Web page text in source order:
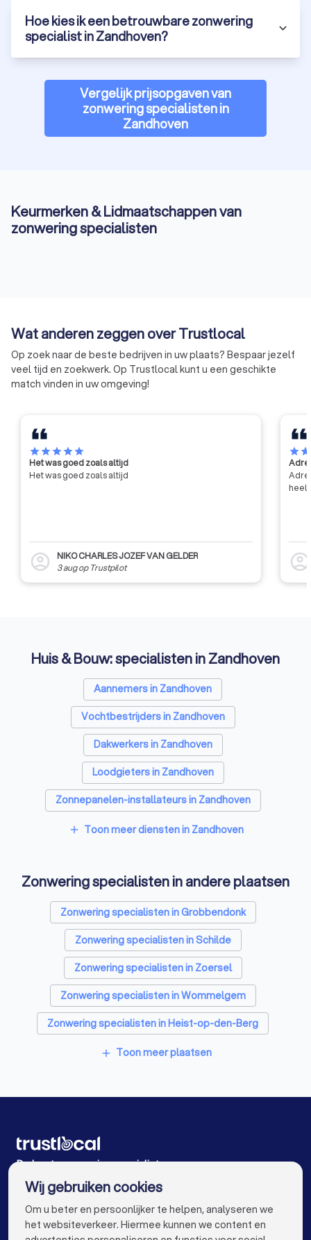
Hoe kies ik een betrouwbare zonwering
specialist in Zandhoven?
Vergelijk prijsopgaven van
zonwering specialisten in
Zandhoven
Keurmerken & Lidmaatschappen van
zonwering specialisten
Wat anderen zeggen over Trustlocal
Op zoek naar de beste bedrijven in uw plaats? Bespaar jezelf
veel tijd en zoekwerk. Op Trustlocal kunt u een geschikte
match vinden in uw omgeving!
starstarstarstarstar
Het was goed zoals altijd
Het was goed zoals altijd
account_circle
NIKO CHARLES JOZEF VAN GELDER
3 augop Trustpilot
starstar
heel
account_circle
Huis & Bouw: specialisten in Zandhoven
Aannemers in Zandhoven
Vochtbestrijders in Zandhoven
Dakwerkers in Zandhoven
Loodgieters in Zandhoven
Zonnepanelen-installateurs in Zandhoven
Vloerverwarming-installateurs in Zandhoven
Ramen en deuren specialisten in Zandhoven
Laadpaal installateurs in Zandhoven
Schrijnwerkers in Zandhoven
Warmtepomp installateurs in Zandhoven
Badkamer installateurs in Zandhoven
Glashandels in Zandhoven
EPC-keurders in Zandhoven
add Toon meer diensten in Zandhoven
Zonwering specialisten in andere plaatsen
Zonwering specialisten in Grobbendonk
Zonwering specialisten in Schilde
Zonwering specialisten in Zoersel
Zonwering specialisten in Wommelgem
Zonwering specialisten in Heist-op-den-Berg
Zonwering specialisten in Malle Oostmalle
Zonwering specialisten in Hove
Zonwering specialisten in Brasschaat
Zonwering specialisten in Antwerpen
Zonwering specialisten in Gent
add Toon meer plaatsen
De beste zonwering specialisten voor u
Wij gebruiken cookies
Om u beter en persoonlijker te helpen, analyseren we
het websiteverkeer. Hiermee kunnen we content en